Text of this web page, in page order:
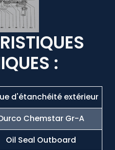
:
d'étanchéité extérieur
Chemstar Gr-A
Oil Seal Outboard